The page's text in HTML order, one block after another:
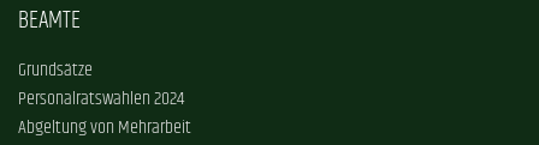
BEAMTE
Grundsätze
Personalratswahlen 2024
Abgeltung von Mehrarbeit